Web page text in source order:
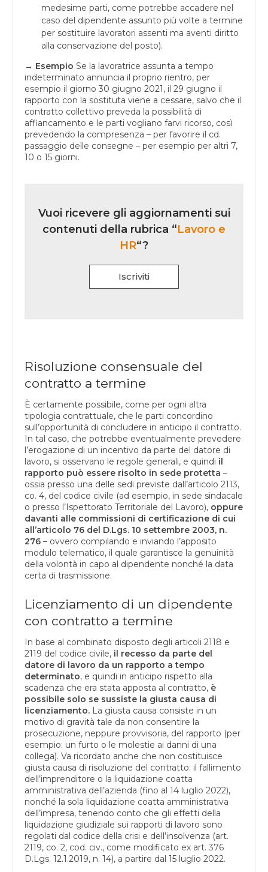
medesime parti, come potrebbe accadere nel
caso del dipendente assunto più volte a termine
per sostituire lavoratori assenti ma aventi diritto
alla conservazione del posto).
→ Esempio Se la lavoratrice assunta a tempo
indeterminato annuncia il proprio rientro, per
esempio il giorno 30 giugno 2021, il 29 giugno il
rapporto con la sostituta viene a cessare, salvo che il
contratto collettivo preveda la possibilità di
affiancamento e le parti vogliano farvi ricorso, così
prevedendo la compresenza – per favorire il cd.
passaggio delle consegne – per esempio per altri 7,
10 o 15 giorni.
Vuoi ricevere gli aggiornamenti sui
contenuti della rubrica “Lavoro e
HR“?
Iscriviti
Risoluzione consensuale del
contratto a termine
È certamente possibile, come per ogni altra
tipologia contrattuale, che le parti concordino
sull’opportunità di concludere in anticipo il contratto.
In tal caso, che potrebbe eventualmente prevedere
l’erogazione di un incentivo da parte del datore di
lavoro, si osservano le regole generali, e quindi il
rapporto può essere risolto in sede protetta –
ossia presso una delle sedi previste dall’articolo 2113,
co. 4, del codice civile (ad esempio, in sede sindacale
o presso l’Ispettorato Territoriale del Lavoro), oppure
davanti alle commissioni di certificazione di cui
all’articolo 76 del D.Lgs. 10 settembre 2003, n.
276 – ovvero compilando e inviando l’apposito
modulo telematico, il quale garantisce la genuinità
della volontà in capo al dipendente nonché la data
certa di trasmissione.
Licenziamento di un dipendente
con contratto a termine
In base al combinato disposto degli articoli 2118 e
2119 del codice civile, il recesso da parte del
datore di lavoro da un rapporto a tempo
determinato, e quindi in anticipo rispetto alla
scadenza che era stata apposta al contratto, è
possibile solo se sussiste la giusta causa di
licenziamento. La giusta causa consiste in un
motivo di gravità tale da non consentire la
prosecuzione, neppure provvisoria, del rapporto (per
esempio: un furto o le molestie ai danni di una
collega). Va ricordato anche che non costituisce
giusta causa di risoluzione del contratto: il fallimento
dell’imprenditore o la liquidazione coatta
amministrativa dell’azienda (fino al 14 luglio 2022),
nonché la sola liquidazione coatta amministrativa
dell’impresa, tenendo conto che gli effetti della
liquidazione giudiziale sui rapporti di lavoro sono
regolati dal codice della crisi e dell’insolvenza (art.
2119, co. 2, cod. civ., come modificato ex art. 376
D.Lgs. 12.1.2019, n. 14), a partire dal 15 luglio 2022.